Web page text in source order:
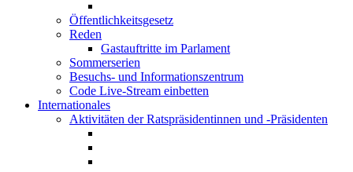
Öffentlichkeitsgesetz
Reden
Gastauftritte im Parlament
Sommerserien
Besuchs- und Informationszentrum
Code Live-Stream einbetten
Internationales
Aktivitäten der Ratspräsidentinnen und -Präsidenten